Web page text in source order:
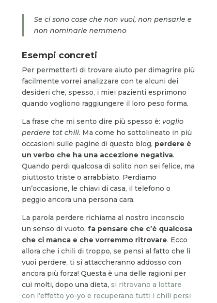
Se ci sono cose che non vuoi, non pensarle e
non nominarle nemmeno
Esempi concreti
Per permetterti di trovare aiuto per dimagrire più
facilmente vorrei analizzare con te alcuni dei
desideri che, spesso, i miei pazienti esprimono
quando vogliono raggiungere il loro peso forma.
La frase che mi sento dire più spesso è: voglio
perdere tot chili. Ma come ho sottolineato in più
occasioni sulle pagine di questo blog, perdere è
un verbo che ha una accezione negativa.
Quando perdi qualcosa di solito non sei felice, ma
piuttosto triste o arrabbiato. Perdiamo
un’occasione, le chiavi di casa, il telefono o
peggio ancora una persona cara.
La parola perdere richiama al nostro inconscio
un senso di vuoto, fa pensare che c’è qualcosa
che ci manca e che vorremmo ritrovare. Ecco
allora che i chili di troppo, se pensi al fatto che li
vuoi perdere, ti si attaccheranno addosso con
ancora più forza! Questa è una delle ragioni per
cui molti, dopo una dieta, si ritrovano a lottare
con l’effetto yo-yo e recuperano tutti i chili persi